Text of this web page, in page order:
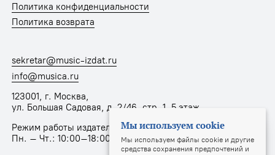
Политика конфиденциальности
Политика возврата
sekretar@music-izdat.ru
info@musica.ru
123001, г. Москва,
ул. Большая Садовая, д. 2/46, стр. 1, 5 этаж
Режим работы издательства:
Пн. – Чт.: 10:00–18:00, Пт.: 10:00–17:00
Мы используем cookie
Мы используем файлы cookie и другие
средства сохранения предпочтений и